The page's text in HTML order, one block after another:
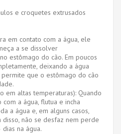
e croquetes extrusados
em contato com a água, ele
a se dissolver
estômago do cão. Em poucos
deixando a água
que o estômago do cão
em altas temperaturas): Quando
a água, flutua e incha
a água e, em alguns casos,
não se desfaz nem perde
na água.